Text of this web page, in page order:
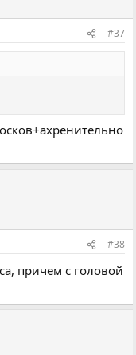
#37
#38
причем с головой